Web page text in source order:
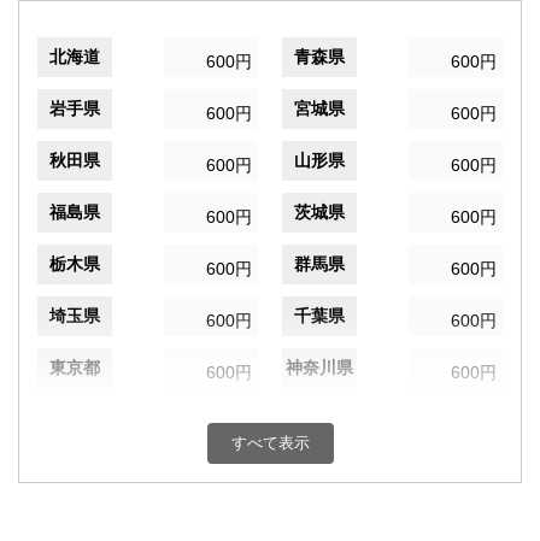
北海道 600円 青森県 600円
岩手県 600円 宮城県 600円
秋田県 600円 山形県 600円
福島県 600円 茨城県 600円
栃木県 600円 群馬県 600円
埼玉県 600円 千葉県 600円
東京都 600円 神奈川県 600円
600円 富山県
すべて表示